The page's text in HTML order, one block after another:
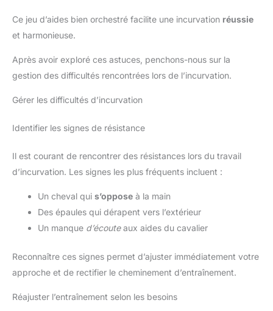
Ce jeu d’aides bien orchestré facilite une incurvation réussie
et harmonieuse.
Après avoir exploré ces astuces, penchons-nous sur la
gestion des difficultés rencontrées lors de l’incurvation.
Gérer les difficultés d’incurvation
Identifier les signes de résistance
Il est courant de rencontrer des résistances lors du travail
d’incurvation. Les signes les plus fréquents incluent :
Un cheval qui s’oppose à la main
Des épaules qui dérapent vers l’extérieur
Un manque d’écouteaux aides du cavalier
Reconnaître ces signes permet d’ajuster immédiatement votre
approche et de rectifier le cheminement d’entraînement.
Réajuster l’entraînement selon les besoins